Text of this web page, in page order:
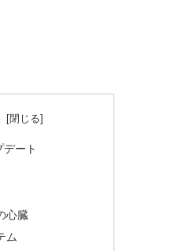
デート
心臓
ム